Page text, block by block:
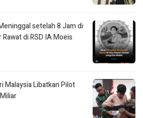
setelah 8 Jam di
di RSD IA Moeis
Malaysia Libatkan Pilot